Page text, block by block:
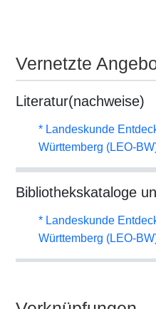
Vernetzte
Literatur(nachweise)
* Landeskunde
Württemberg (LEO-
Bibliothekskataloge
* Landeskunde
Württemberg (LEO-